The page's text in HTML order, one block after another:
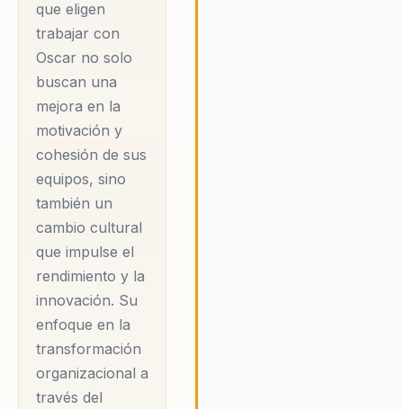
sentido de que no
solo se enfoca en la
teoría, sino que
también ofrece
aplicaciones
prácticas que pueden
ser implementadas de
inmediato en el
ha llevado a que
muchas
organizaciones lo
contraten, buscando
no solo mejorar la
cohesión de sus
equipos, sino también
que eligen
trabajar con
Oscar no solo
buscan una
mejora en la
motivación y
cohesión de sus
equipos, sino
también un
cambio cultural
que impulse el
rendimiento y la
innovación. Su
enfoque en la
transformación
organizacional a
través del